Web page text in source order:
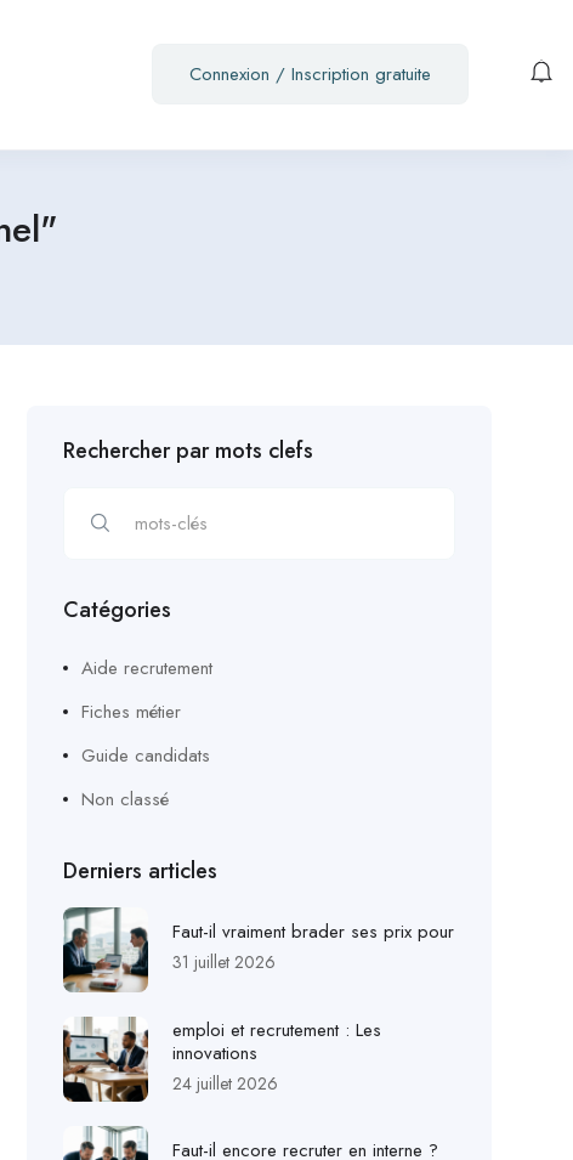
Connexion / Inscription gratuite
Rechercher par mots clefs
Catégories
Aide recrutement
Fiches métier
Guide candidats
Non classé
Derniers articles
Faut-il vraiment brader ses prix pour
31 juillet 2026
emploi et recrutement : Les
innovations
24 juillet 2026
Faut-il encore recruter en interne ?